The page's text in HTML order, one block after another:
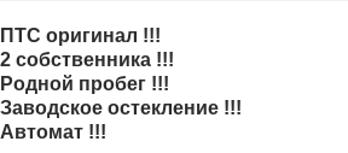
ПТС оригинал !!!
2 собственника !!!
Родной пробег !!!
Заводское остекление !!!
Автомат !!!